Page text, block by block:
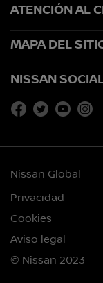
ATENCIÓN AL
MAPA DEL
NISSAN
Nissan Global
Privacidad
Cookies
Aviso legal
© Nissan 2023